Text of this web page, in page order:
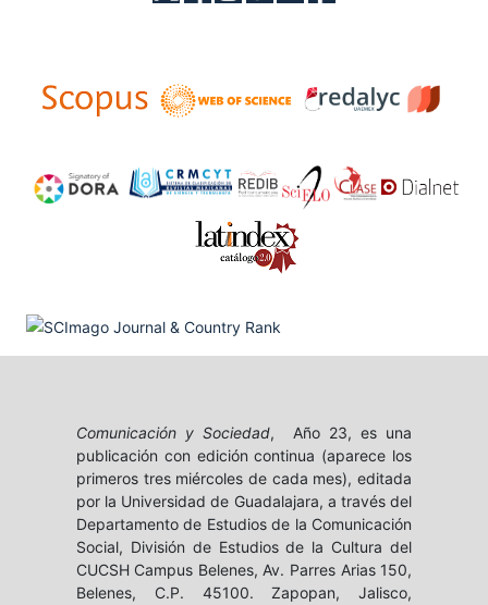
Comunicación y Sociedad, Año 23, es una
publicación con edición continua (aparece los
primeros tres miércoles de cada mes), editada
por la Universidad de Guadalajara, a través del
Departamento de Estudios de la Comunicación
Social, División de Estudios de la Cultura del
CUCSH Campus Belenes, Av. Parres Arias 150,
Belenes, C.P. 45100. Zapopan, Jalisco,